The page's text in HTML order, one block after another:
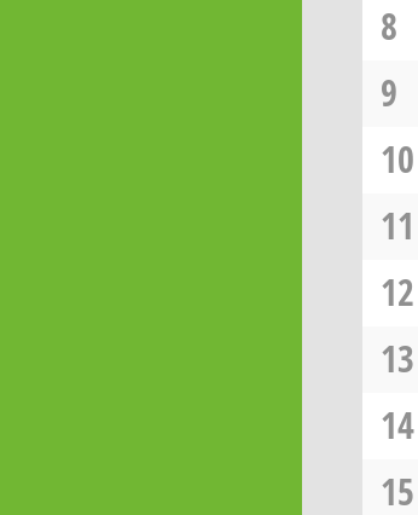
8
9
10
11
12
13
14
15